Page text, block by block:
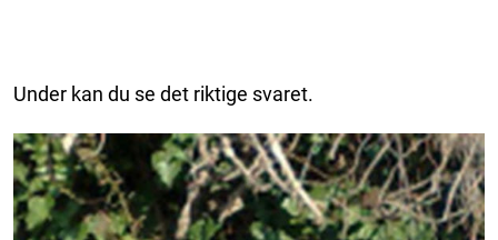
Under kan du se det riktige svaret.